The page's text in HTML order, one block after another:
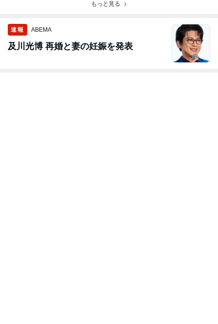
もっと見る
速報 ABEMA
及川光博 再婚と妻の妊娠を発表